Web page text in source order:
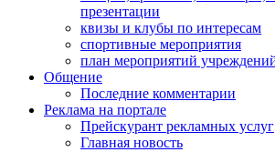
презентации
квизы и клубы по интересам
спортивные мероприятия
план мероприятий
Общение
Последние комментарии
Реклама на портале
Прейскурант рекламных услуг
Главная новость